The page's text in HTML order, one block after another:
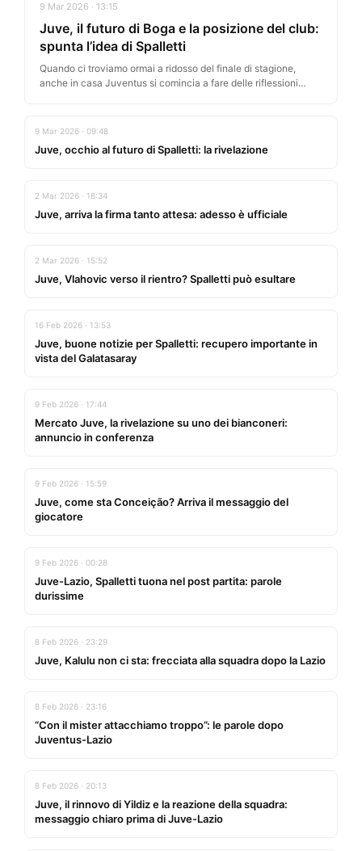
9 Mar 2026 · 13:15
Juve, il futuro di Boga e la posizione del club:
spunta l’idea di Spalletti
Quando ci troviamo ormai a ridosso del finale di stagione,
anche in casa Juventus si comincia a fare delle riflessioni…
9 Mar 2026 · 09:48
Juve, occhio al futuro di Spalletti: la rivelazione
2 Mar 2026 · 18:34
Juve, arriva la firma tanto attesa: adesso è ufficiale
2 Mar 2026 · 15:52
Juve, Vlahovic verso il rientro? Spalletti può esultare
16 Feb 2026 · 13:53
Juve, buone notizie per Spalletti: recupero importante in
vista del Galatasaray
9 Feb 2026 · 17:44
Mercato Juve, la rivelazione su uno dei bianconeri:
annuncio in conferenza
9 Feb 2026 · 15:59
Juve, come sta Conceição? Arriva il messaggio del
giocatore
9 Feb 2026 · 00:28
Juve-Lazio, Spalletti tuona nel post partita: parole
durissime
8 Feb 2026 · 23:29
Juve, Kalulu non ci sta: frecciata alla squadra dopo la Lazio
8 Feb 2026 · 23:16
“Con il mister attacchiamo troppo”: le parole dopo
Juventus-Lazio
8 Feb 2026 · 20:13
Juve, il rinnovo di Yildiz e la reazione della squadra:
messaggio chiaro prima di Juve-Lazio